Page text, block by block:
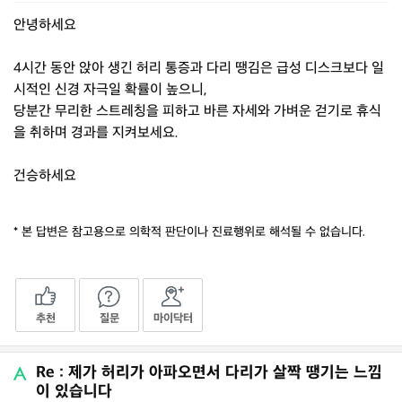
안녕하세요
4시간 동안 앉아 생긴 허리 통증과 다리 땡김은 급성 디스크보다 일
시적인 신경 자극일 확률이 높으니,
당분간 무리한 스트레칭을 피하고 바른 자세와 가벼운 걷기로 휴식
을 취하며 경과를 지켜보세요.
건승하세요
* 본 답변은 참고용으로 의학적 판단이나 진료행위로 해석될 수 없습니다.
추천 질문 마이닥터
Re : 제가 허리가 아파오면서 다리가 살짝 땡기는 느낌
이 있습니다